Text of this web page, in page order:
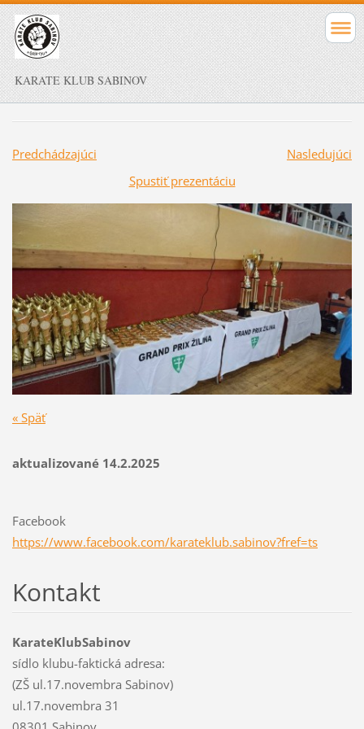
KARATE KLUB SABINOV
Predchádzajúci
Nasledujúci
Spustiť prezentáciu
« Späť
aktualizované 14.2.2025
Facebook
https://www.facebook.com/karateklub.sabinov?fref=ts
Kontakt
KarateKlubSabinov
sídlo klubu-faktická adresa:
(ZŠ ul.17.novembra Sabinov)
ul.17.novembra 31